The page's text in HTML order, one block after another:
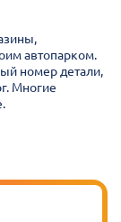
автопарком.
номер детали,
Многие